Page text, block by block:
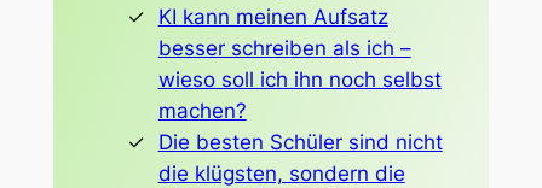
KI kann meinen Aufsatz
besser schreiben als ich –
wieso soll ich ihn noch selbst
machen?
Die besten Schüler sind nicht
die klügsten, sondern die